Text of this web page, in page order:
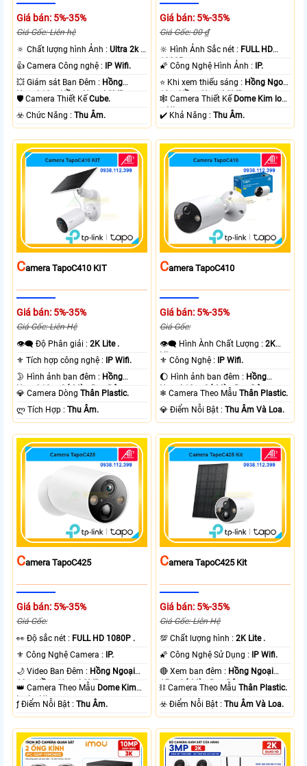
Giá bán: 5%-35%
Giá Gốc: Liên hệ
🔅 Chất lượng hình Ảnh :Ultra 2k +
.
👍 Camera Công nghệ :
IP Wifi.
💥 Giám sát Ban Đêm : Hồng
Ngoại 10m Hồng Ngoại SMD.
🛡 Camera Thiết KếCube.
️☣️ Chức Năng :Thu Âm.
Giá bán: 5%-35%
Giá Gốc: 00 ₫
🔆 Hình Ảnh Sắc nét : FULL HD
1080P .
🌠 Công Nghệ Hình Ảnh :
IP.
⭐ Khi xem thiếu sáng : Hồng Ngoại
10m Hồng Ngoại SMD.
🕸️ Camera Thiết Kế Dome Kim loại
+ Nhựa.
️✔️ Khả Năng :Thu Âm.
CAmera TapoC410 KIT
Giá bán: 5%-35%
Giá Gốc: Liên Hệ
👁️‍🗨 Độ Phân giải :2K Lite .
⚜️ Tích hợp công nghệ :
IP Wifi.
🌛 Hình ảnh ban đêm : Hồng
Ngoại 10m Có Màu Ban Ðêm.
💎 Camera DòngThân Plastic.
️ლ Tích Hợp :Thu Âm.
CAmera TapoC410
Giá bán: 5%-35%
Giá Gốc:
👁️‍🗨 Hình Ành Chất Lượng :2K
Lite .
⚜️ Công Nghệ :
IP Wifi.
🌔 Hình ảnh ban đêm : Hồng
Ngoại 10m Có Màu Ban Ðêm.
❄ Camera Theo MẫuThân Plastic.
️💎 Điểm Nỗi Bật :Thu Âm Và Loa.
CAmera TapoC425
Giá bán: 5%-35%
Giá Gốc:
️👀 Độ sắc nét : FULL HD 1080P .
⚜️ Công Nghệ Camera :
IP.
🌙 Video Ban Đêm : Hồng Ngoại
10m Hồng Ngoại SMD.
👑 Camera Theo Mẫu Dome Kim
loại + Nhựa.
️ƒ Điểm Nỗi Bật :Thu Âm.
CAmera TapoC425 Kit
Giá bán: 5%-35%
Giá Gốc: Liên Hệ
💯 Chất lượng hình :2K Lite .
🌠 Công Nghệ Sử Dụng :
IP Wifi.
🔴 Xem ban đêm : Hồng Ngoại
15m Có Màu Ban Ðêm.
⛓ Camera Theo MẫuThân Plastic.
️☣️ Điểm Nỗi Bật :Thu Âm Và Loa.